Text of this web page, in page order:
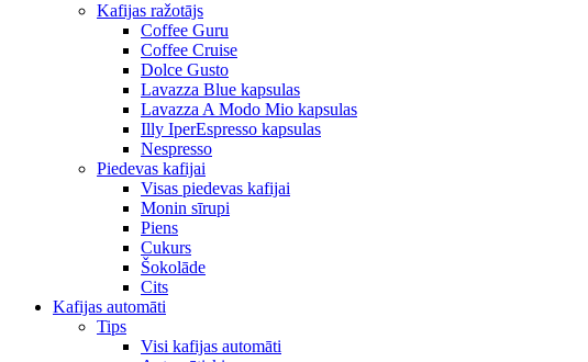
Kafijas ražotājs
Coffee Guru
Coffee Cruise
Dolce Gusto
Lavazza Blue kapsulas
Lavazza A Modo Mio kapsulas
Illy IperEspresso kapsulas
Nespresso
Piedevas kafijai
Visas piedevas kafijai
Monin sīrupi
Piens
Cukurs
Šokolāde
Cits
Kafijas automāti
Tips
Visi kafijas automāti